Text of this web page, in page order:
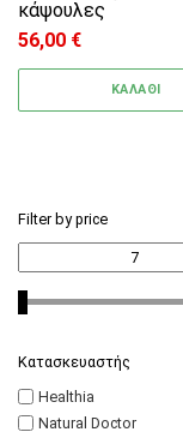
κάψουλες
56,00 €
ΚΑΛΑΘΙ
Filter by price
Κατασκευαστής
Healthia
Natural Doctor